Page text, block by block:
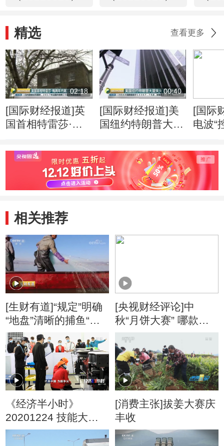
精选 查看更多
02:18
[国际财经报道]英
国首相特雷莎·梅
内阁
00:40
[国际财经报道]美
国纽约特朗普大厦
[国际
电波“
相关推荐
[生财有道]“规定”明确
“地盘”清晰的捕鱼“大
赛”
[央视财经评论]中
秋“月饼大赛” 哪款您
最爱？
《经济半小时》
20201224 技能大赛
青春飞扬
[消费主张]拔姜大赛庆
丰收